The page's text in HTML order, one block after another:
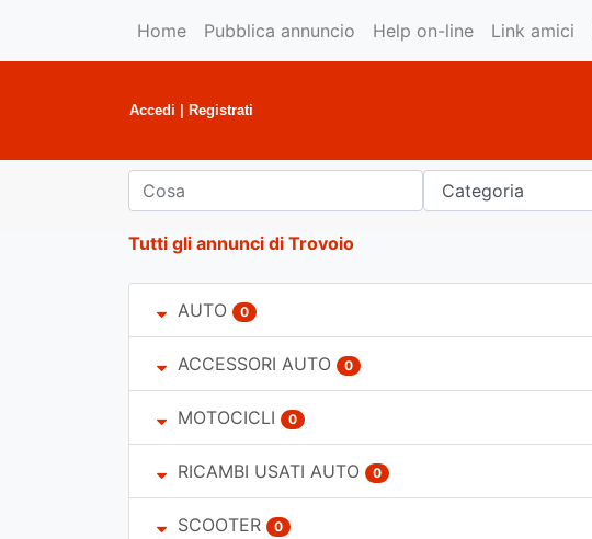
Home Pubblica annuncio Help on-line Link amici
Accedi Registrati
Tutti gli annunci di Trovoio
AUTO 0
ACCESSORI AUTO 0
MOTOCICLI 0
RICAMBI USATI AUTO 0
SCOOTER 0